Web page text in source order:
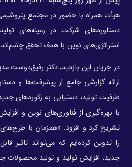
هیأت همراه با حضور در مجتمع
دستاوردهای شرکت در زمینه‌های
استراتژی‌های نوین با هدف تحقق
در جریان این بازدید، دکتر رفیق‌دوست
ارائه گزارشی جامع از پیشرفت‌ها و
ظرفیت تولید، دستیابی به رکوردهای
با بهره‌گیری از فناوری‌های نوین و
تشریح کرد و افزود: «همزمان با
را تدوین کرده‌ایم که می‌تواند تاثیر
جدید، افزایش تولید و تولید محصولات